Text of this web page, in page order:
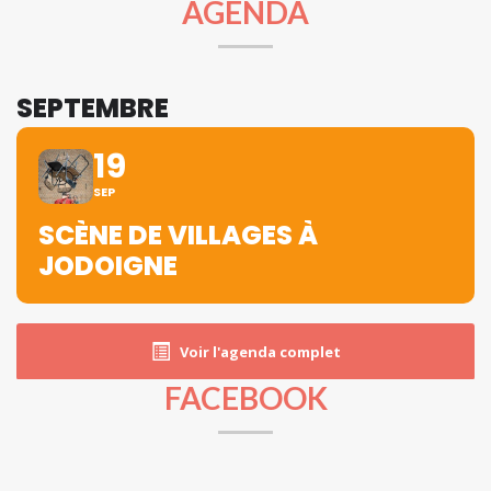
AGENDA
SEPTEMBRE
19
SEP
SCÈNE DE VILLAGES À
JODOIGNE
Voir l'agenda complet
FACEBOOK